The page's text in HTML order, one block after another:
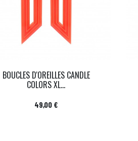
BOUCLES D'OREILLES CANDLE
COLORS XL...
Prix
49,00 €